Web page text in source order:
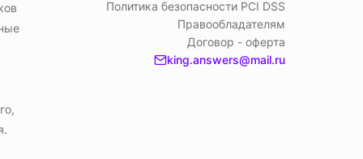
Политика безопасности PСI DSS
Правообладателям
Договор - оферта
king.answers@mail.ru